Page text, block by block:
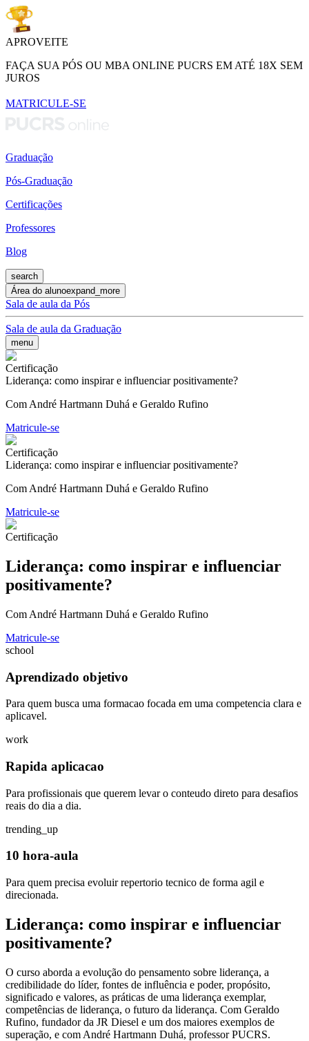
APROVEITE
FAÇA SUA PÓS OU MBA ONLINE PUCRS EM ATÉ 18X SEM
JUROS
MATRICULE-SE
Graduação
Pós-Graduação
Certificações
Professores
Blog
search
Área do alunoexpand_more
Sala de aula da Pós
Sala de aula da Graduação
menu
Certificação
Liderança: como inspirar e influenciar positivamente?
Com André Hartmann Duhá e Geraldo Rufino
Matricule-se
Certificação
Liderança: como inspirar e influenciar positivamente?
Com André Hartmann Duhá e Geraldo Rufino
Matricule-se
Certificação
Liderança: como inspirar e influenciar
positivamente?
Com André Hartmann Duhá e Geraldo Rufino
Matricule-se
school
Aprendizado objetivo
Para quem busca uma formacao focada em uma competencia clara e
aplicavel.
work
Rapida aplicacao
Para profissionais que querem levar o conteudo direto para desafios
reais do dia a dia.
trending_up
10 hora-aula
Para quem precisa evoluir repertorio tecnico de forma agil e
direcionada.
Liderança: como inspirar e influenciar
positivamente?
O curso aborda a evolução do pensamento sobre liderança, a
credibilidade do líder, fontes de influência e poder, propósito,
significado e valores, as práticas de uma liderança exemplar,
competências de liderança, o futuro da liderança. Com Geraldo
Rufino, fundador da JR Diesel e um dos maiores exemplos de
superação, e com André Hartmann Duhá, professor PUCRS.